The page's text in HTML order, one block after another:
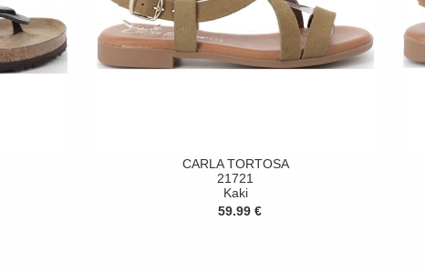
CARLA TORTOSA
21721
Kaki
59.99 €